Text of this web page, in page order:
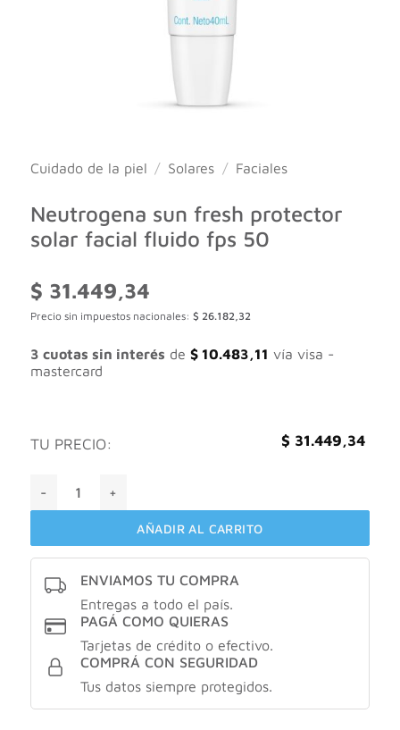
Cuidado de la piel / Solares / Faciales
Neutrogena sun fresh protector
solar facial fluido fps 50
$ 31.449,34
Precio sin impuestos nacionales: $ 26.182,32
3 cuotas sin interés de $10.483,11 vía visa -
mastercard
TU PRECIO: $ 31.449,34
AÑADIR AL CARRITO
ENVIAMOS TU COMPRA
Entregas a todo el país.
PAGÁ COMO QUIERAS
Tarjetas de crédito o efectivo.
COMPRÁ CON SEGURIDAD
Tus datos siempre protegidos.